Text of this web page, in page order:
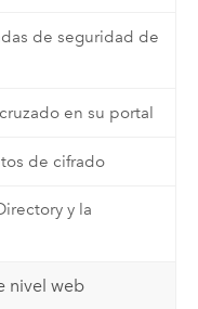
de seguridad de
en su portal
de cifrado
y la
nivel web